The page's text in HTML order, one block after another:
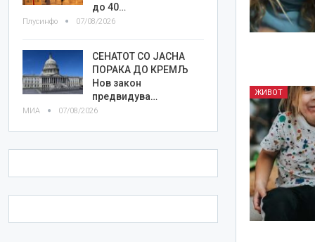
ЖИВОТ
до 40…
Плусинфо 07/08/2026
СЕНАТОТ СО ЈАСНА
ПОРАКА ДО КРЕМЉ
Нов закон
предвидува…
МИА 07/08/2026